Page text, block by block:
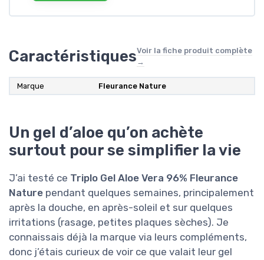
CaractéristiquesVoir la fiche produit complète
→
Marque Fleurance Nature
Un gel d’aloe qu’on achète
surtout pour se simplifier la vie
J’ai testé ce Triplo Gel Aloe Vera 96% Fleurance
Nature pendant quelques semaines, principalement
après la douche, en après-soleil et sur quelques
irritations (rasage, petites plaques sèches). Je
connaissais déjà la marque via leurs compléments,
donc j’étais curieux de voir ce que valait leur gel